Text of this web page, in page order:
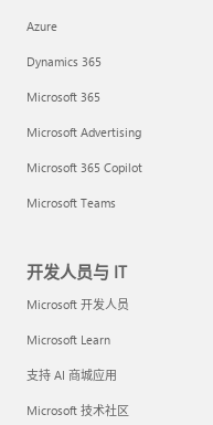
Azure
Dynamics 365
Microsoft 365
Microsoft Advertising
Microsoft 365 Copilot
Microsoft Teams
开发人员与 IT
Microsoft 开发人员
Microsoft Learn
支持 AI 商城应用
Microsoft 技术社区